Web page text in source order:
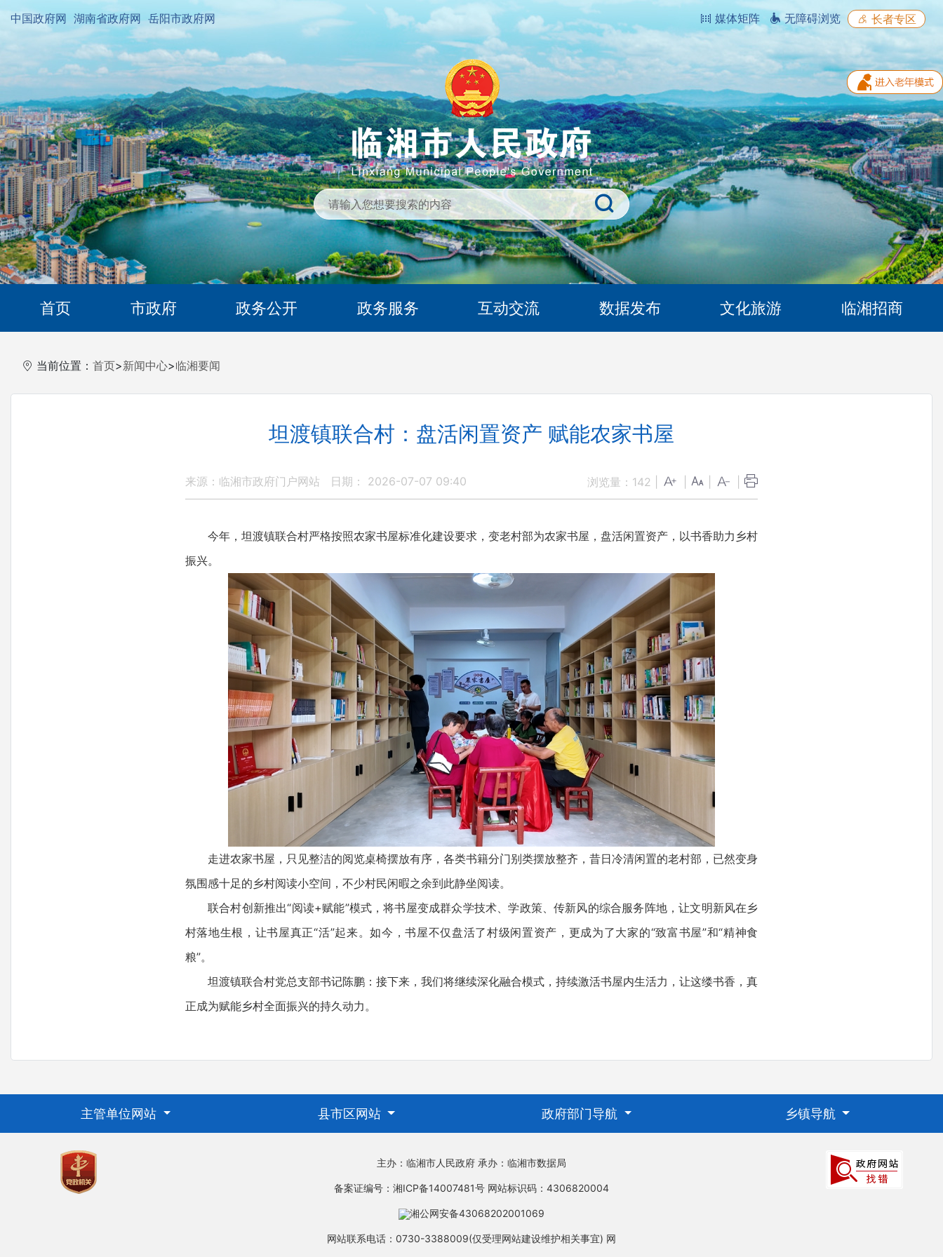
中国政府网 湖南省政府网 岳阳市政府网 媒体矩阵 无障碍浏览 长者专区
首页 市政府 政务公开 政务服务 互动交流 数据发布 文化旅游 临湘招商
当前位置： 首页>新闻中心>临湘要闻
坦渡镇联合村：盘活闲置资产 赋能农家书屋
来源：临湘市政府门户网站 日期： 2026-07-07 09:40 浏览量： 142
今年，坦渡镇联合村严格按照农家书屋标准化建设要求，变老村部为农家书屋，盘活闲置资产，以书香助力乡村
振兴。
走进农家书屋，只见整洁的阅览桌椅摆放有序，各类书籍分门别类摆放整齐，昔日冷清闲置的老村部，已然变身
氛围感十足的乡村阅读小空间，不少村民闲暇之余到此静坐阅读。
联合村创新推出“阅读+赋能”模式，将书屋变成群众学技术、学政策、传新风的综合服务阵地，让文明新风在乡
村落地生根，让书屋真正“活”起来。如今，书屋不仅盘活了村级闲置资产，更成为了大家的“致富书屋”和“精神食
粮”。
坦渡镇联合村党总支部书记陈鹏：接下来，我们将继续深化融合模式，持续激活书屋内生活力，让这缕书香，真
正成为赋能乡村全面振兴的持久动力。
主管单位网站 县市区网站 政府部门导航 乡镇导航
主办：临湘市人民政府 承办：临湘市数据局
备案证编号：湘ICP备14007481号 网站标识码：4306820004
湘公网安备43068202001069
网站联系电话：0730-3388009(仅受理网站建设维护相关事宜) 网